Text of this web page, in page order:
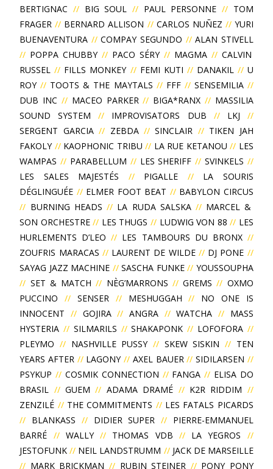
BERTIGNAC // BIG SOUL// PAUL PERSONNE //TOM
FRAGER// BERNARD ALLISON //CARLOS NUÑEZ //YURI
BUENAVENTURA //COMPAY SEGUNDO //ALAN STIVELL
// POPPA CHUBBY// PACO SÉRY//MAGMA //CALVIN
RUSSEL// FILLS MONKEY //FEMI KUTI //DANAKIL//U
ROY// TOOTS & THE MAYTALS //FFF //SENSEMILIA//
DUB INC //MACEO PARKER// BIGA*RANX //MASSILIA
SOUND SYSTEM// IMPROVISATORS DUB //LKJ //
SERGENT GARCIA// ZEBDA // SINCLAIR //TIKEN JAH
FAKOLY//KAOPHONIC TRIBU// LA RUE KETANOU// LES
WAMPAS// PARABELLUM //LES SHERIFF// SVINKELS //
LES SALES MAJESTÉS //PIGALLE //LA SOURIS
DÉGLINGUÉE //ELMER FOOT BEAT //BABYLON CIRCUS
// BURNING HEADS// LA RUDA SALSKA //MARCEL &
SON ORCHESTRE// LES THUGS// LUDWIG VON 88// LES
HURLEMENTS D’LEO// LES TAMBOURS DU BRONX //
ZOUFRIS MARACAS //LAURENT DE WILDE //DJ PONE //
SAYAG JAZZ MACHINE //SASCHA FUNKE// YOUSSOUPHA
// SET & MATCH// NÈG’MARRONS //GREMS// OXMO
PUCCINO// SENSER //MESHUGGAH// NO ONE IS
INNOCENT// GOJIRA// ANGRA //WATCHA //MASS
HYSTERIA// SILMARILS //SHAKAPONK // LOFOFORA //
PLEYMO// NASHVILLE PUSSY// SKEW SISKIN //TEN
YEARS AFTER //LAGONY// AXEL BAUER// SIDILARSEN //
PSYKUP// COSMIK CONNECTION //FANGA// ELISA DO
BRASIL //GUEM// ADAMA DRAMÉ //K2R RIDDIM //
ZENZILÉ //THE COMMITMENTS //LES FATALS PICARDS
// BLANKASS //DIDIER SUPER //PIERRE-EMMANUEL
BARRÉ //WALLY// THOMAS VDB //LA YEGROS //
JESTOFUNK// NEIL LANDSTRUMM //JACK DE MARSEILLE
// MARK BRICKMAN //RUBIN STEINER //PONY PONY